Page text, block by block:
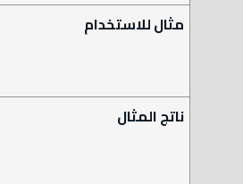
مثال للاستخدام
ناتج المثال